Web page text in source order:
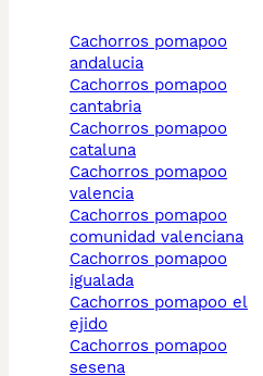
cachorros pomapoo
andalucia
cachorros pomapoo
cantabria
cachorros pomapoo
cataluna
cachorros pomapoo
valencia
cachorros pomapoo
comunidad valenciana
cachorros pomapoo
igualada
cachorros pomapoo el
ejido
cachorros pomapoo
sesena